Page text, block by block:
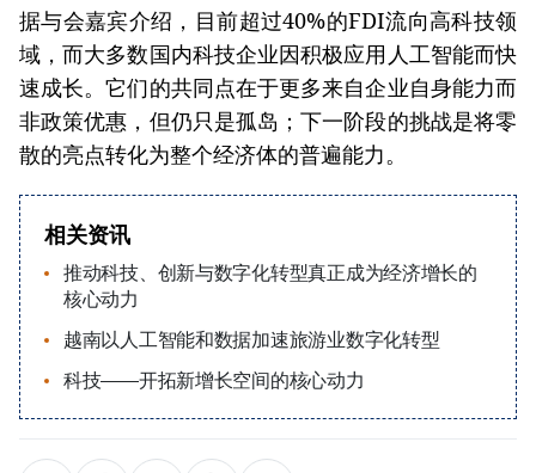
据与会嘉宾介绍，目前超过40%的FDI流向高科技领
域，而大多数国内科技企业因积极应用人工智能而快
速成长。它们的共同点在于更多来自企业自身能力而
非政策优惠，但仍只是孤岛；下一阶段的挑战是将零
散的亮点转化为整个经济体的普遍能力。
相关资讯
推动科技、创新与数字化转型真正成为经济增长的
核心动力
越南以人工智能和数据加速旅游业数字化转型
科技——开拓新增长空间的核心动力